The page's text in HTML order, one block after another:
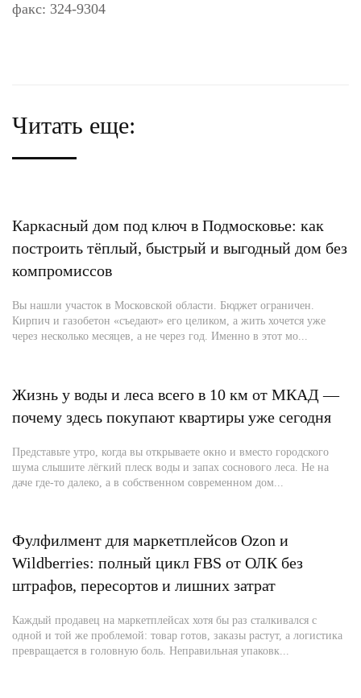
факс: 324-9304
Читать еще:
Каркасный дом под ключ в Подмосковье: как
построить тёплый, быстрый и выгодный дом без
компромиссов
Вы нашли участок в Московской области. Бюджет ограничен.
Кирпич и газобетон «съедают» его целиком, а жить хочется уже
через несколько месяцев, а не через год. Именно в этот мо...
Жизнь у воды и леса всего в 10 км от МКАД —
почему здесь покупают квартиры уже сегодня
Представьте утро, когда вы открываете окно и вместо городского
шума слышите лёгкий плеск воды и запах соснового леса. Не на
даче где-то далеко, а в собственном современном дом...
Фулфилмент для маркетплейсов Ozon и
Wildberries: полный цикл FBS от ОЛК без
штрафов, пересортов и лишних затрат
Каждый продавец на маркетплейсах хотя бы раз сталкивался с
одной и той же проблемой: товар готов, заказы растут, а логистика
превращается в головную боль. Неправильная упаковк...